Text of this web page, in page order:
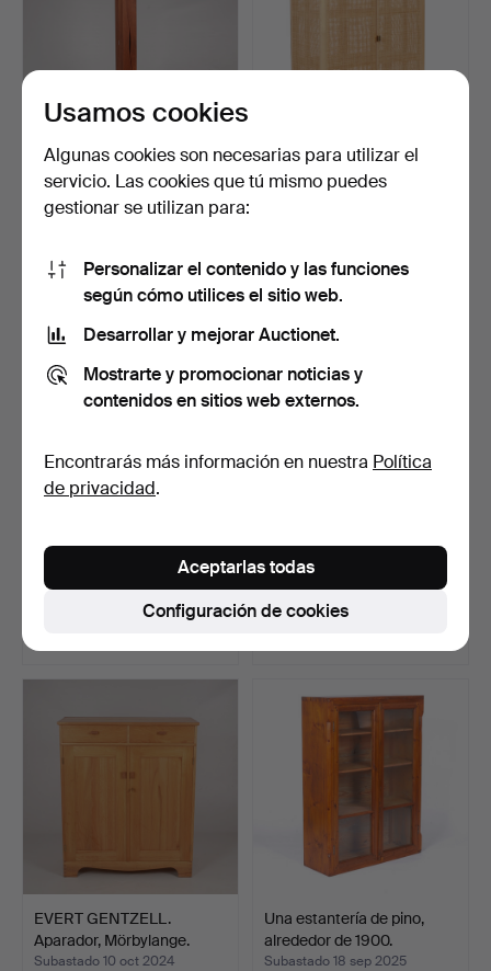
SOPORTE PARA CD,
madera sobre base de
444 USD
ARMARIO IKEA
433 USD
BØRGE MOGENSEN. Dos
cajoneras «Öresund», K…
Subastado 7 mar 2025
VITRINA, con iluminación,
años 90.
Subastado 22 ago 2023
27 pujas
EVERT GENTZELL.
Aparador, Mörbylange.
Subastado 10 oct 2024
Una estantería de pino,
alrededor de 1900.
Subastado 18 sep 2025
Usamos cookies
Algunas cookies son necesarias para utilizar el
servicio. Las cookies que tú mismo puedes
gestionar se utilizan para:
Personalizar el contenido y las funciones
según cómo utilices el sitio web.
Desarrollar y mejorar Auctionet.
Mostrarte y promocionar noticias y
contenidos en sitios web externos.
Encontrarás más información en nuestra Política
de privacidad.
Configuración de cookies
Aceptarlas todas